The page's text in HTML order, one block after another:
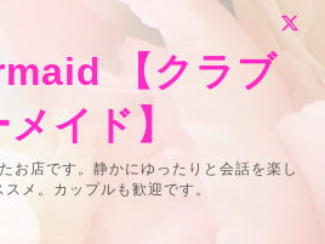
【クラブ
イド】
お店です。静かにゆったりと会話を楽し
メ。カップルも歓迎です。